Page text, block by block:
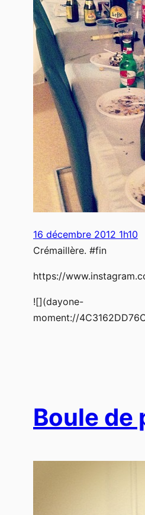
16 décembre 2012 1h10
Crémaillère. #fin
https://
![](dayone-
moment://
Boule de